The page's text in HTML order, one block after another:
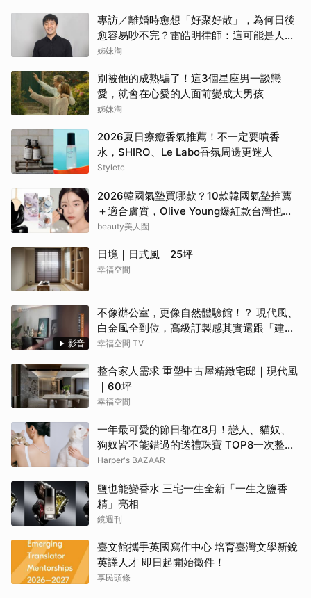
專訪／離婚時愈想「好聚好散」，為何日後
愈容易吵不完？雷皓明律師：這可能是人生
最貴的一份協議書
姊妹淘
別被他的成熟騙了！這3個星座男一談戀
愛，就會在心愛的人面前變成大男孩
姊妹淘
2026夏日療癒香氣推薦！不一定要噴香
水，SHIRO、Le Labo香氛周邊更迷人
Styletc
2026韓國氣墊買哪款？10款韓國氣墊推薦
＋適合膚質，Olive Young爆紅款台灣也能
買
beauty美人圈
日境｜日式風｜25坪
幸福空間
影音
不像辦公室，更像自然體驗館！？ 現代風、
白金風全到位，高級訂製感其實還跟「建築
腦」有關？！
幸福空間 TV
整合家人需求 重塑中古屋精緻宅邸｜現代風
｜60坪
幸福空間
一年最可愛的節日都在8月！戀人、貓奴、
狗奴皆不能錯過的送禮珠寶 TOP8一次整理
給你！ | BAZAAR
Harper's BAZAAR
鹽也能變香水 三宅一生全新「一生之鹽香
精」亮相
鏡週刊
臺文館攜手英國寫作中心 培育臺灣文學新銳
英譯人才 即日起開始徵件！
享民頭條